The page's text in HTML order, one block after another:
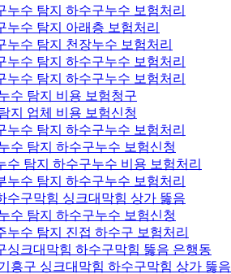
누수 탐지 하수구누수 보험처리
누수 탐지 아래층 보험처리
누수 탐지 천장누수 보험처리
누수 탐지 하수구누수 보험처리
누수 탐지 하수구누수 보험처리
수 탐지 비용 보험청구
지 업체 비용 보험신청
누수 탐지 하수구누수 보험처리
수 탐지 하수구누수 보험신청
수 탐지 하수구누수 비용 보험처리
누수 탐지 하수구누수 보험처리
수구막힘 싱크대막힘 상가 뚫음
수 탐지 하수구누수 보험신청
누수 탐지 진접 하수구 보험처리
싱크대막힘 하수구막힘 뚫음 은행동
흥구 싱크대막힘 하수구막힘 상가 뚫음